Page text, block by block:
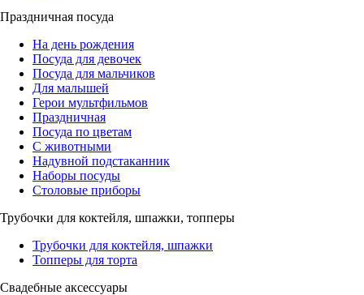
Праздничная посуда
На день рождения
Посуда для девочек
Посуда для мальчиков
Для малышей
Герои мультфильмов
Праздничная
Посуда по цветам
С животными
Надувной подстаканник
Наборы посуды
Столовые приборы
Трубочки для коктейля, шпажки, топперы
Трубочки для коктейля, шпажки
Топперы для торта
Свадебные аксессуары